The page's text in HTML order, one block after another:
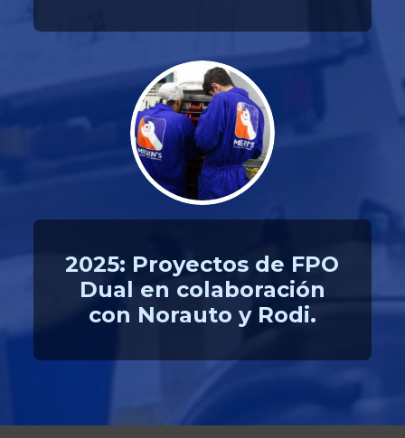
2025: Proyectos de FPO
Dual en colaboración
con Norauto y Rodi.